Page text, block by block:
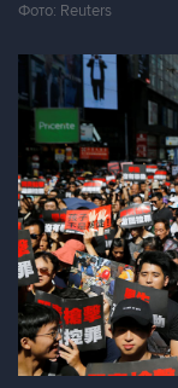
Фото: Reuters